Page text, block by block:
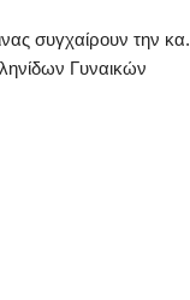
συγχαίρουν την κα.
Γυναικών